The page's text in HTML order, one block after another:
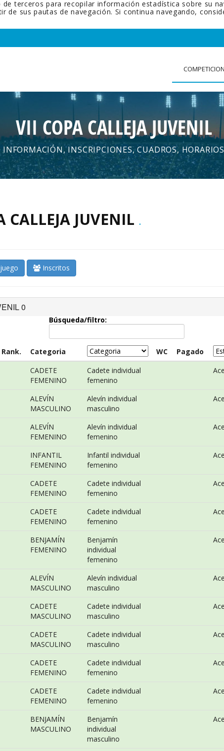
terceros para recopilar información estadística sobre su
de sus pautas de navegación. Si continua navegando,
VII COPA CALLEJA JUVENIL
INFORMACIÓN, INSCRIPCIONES, CUADROS, HORARIOS
CALLEJA JUVENIL .
Inscritos
0
Búsqueda/filtro:
Rank. Categoria WC
Pagado
CADETE
FEMENINO
Cadete individual
femenino
ALEVÍN
MASCULINO
Alevín individual
masculino
ALEVÍN
FEMENINO
Alevín individual
femenino
INFANTIL
FEMENINO
Infantil individual
femenino
CADETE
FEMENINO
Cadete individual
femenino
CADETE
FEMENINO
Cadete individual
femenino
BENJAMÍN
FEMENINO
Benjamín
individual
femenino
ALEVÍN
MASCULINO
Alevín individual
masculino
CADETE
MASCULINO
Cadete individual
masculino
CADETE
MASCULINO
Cadete individual
masculino
CADETE
FEMENINO
Cadete individual
femenino
CADETE
FEMENINO
Cadete individual
femenino
BENJAMÍN
MASCULINO
Benjamín
individual
masculino